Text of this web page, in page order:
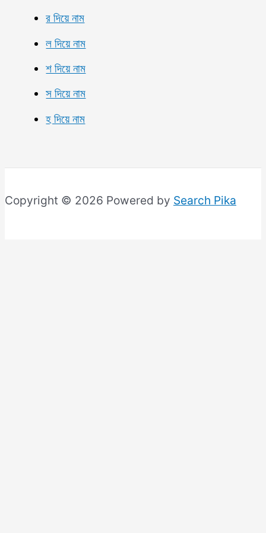
র দিয়ে নাম
ল দিয়ে নাম
শ দিয়ে নাম
স দিয়ে নাম
হ দিয়ে নাম
Copyright © 2026 Powered by Search Pika